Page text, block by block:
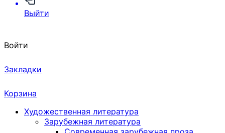
Выйти
Войти
Закладки
Корзина
Художественная литература
Зарубежная литература